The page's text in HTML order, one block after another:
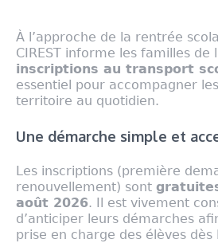
À l’approche de la rentrée
CIREST informe les familles de
inscriptions au transport
essentiel pour accompagner
territoire au quotidien.
Une démarche simple et
Les inscriptions (première
renouvellement) sont
août 2026. Il est vivement
d’anticiper leurs démarches
prise en charge des élèves